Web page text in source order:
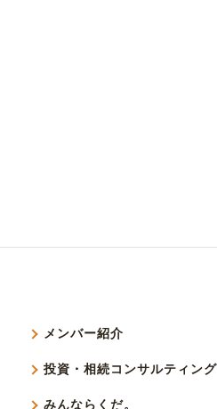
メンバー紹介
投資・相続コンサルティング
みんならくだ。